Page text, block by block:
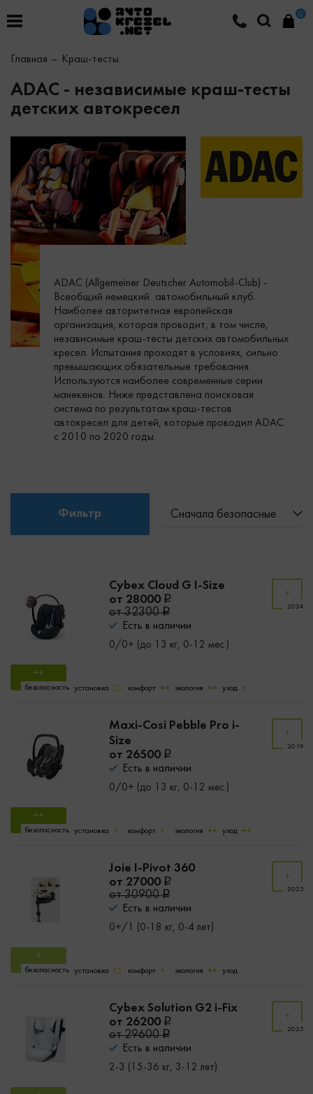
0
Главная Краш-тесты
ADAC - независимые краш-тесты
детских автокресел
ADAC (Allgemeiner Deutscher Automobil-Club) -
Всеобщий немецкий автомобильный клуб.
Наиболее авторитетная европейская
организация, которая проводит, в том числе,
независимые краш-тесты детских автомобильных
кресел. Испытания проходят в условиях, сильно
превышающих обязательные требования.
Используются наиболее современные серии
манекенов. Ниже представлена поисковая
система по результатам краш-тестов
автокресел для детей, которые проводил ADAC
с 2010 по 2020 годы.
Фильтр Сначала безопасные
Cybex Cloud G I-Size
от 28000
от 32300
Есть в наличии
0/0+ (до 13 кг, 0-12 мес.)
2024
безопасность установка комфорт экология уход
Maxi-Cosi Pebble Pro i-
Size
от 26500
Есть в наличии
0/0+ (до 13 кг, 0-12 мес.)
2019
безопасность установка комфорт экология уход
Joie I-Pivot 360
от 27000
от 30900
Есть в наличии
0+/1 (0-18 кг, 0-4 лет)
2025
безопасность установка комфорт экология уход
Cybex Solution G2 i-Fix
от 26200
от 29600
Есть в наличии
2-3 (15-36 кг, 3-12 лет)
2025